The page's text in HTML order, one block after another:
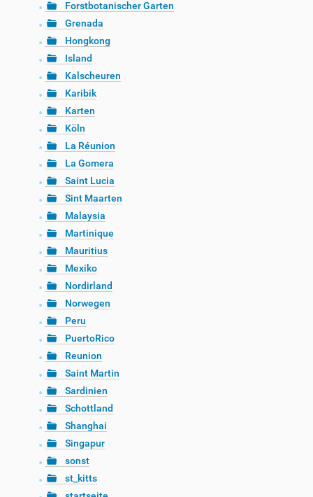
Forstbotanischer Garten
Grenada
Hongkong
Island
Kalscheuren
Karibik
Karten
Köln
La Réunion
La Gomera
Saint Lucia
Sint Maarten
Malaysia
Martinique
Mauritius
Mexiko
Nordirland
Norwegen
Peru
PuertoRico
Reunion
Saint Martin
Sardinien
Schottland
Shanghai
Singapur
sonst
st_kitts